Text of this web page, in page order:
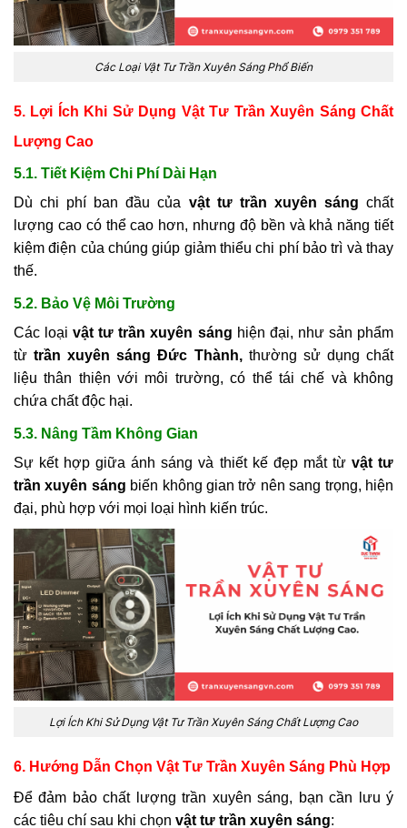
Các Loại Vật Tư Trần Xuyên Sáng Phổ Biến
5. Lợi Ích Khi Sử Dụng Vật Tư Trần Xuyên Sáng Chất
Lượng Cao
5.1. Tiết Kiệm Chi Phí Dài Hạn
Dù chi phí ban đầu của vật tư trần xuyên sáng chất
lượng cao có thể cao hơn, nhưng độ bền và khả năng tiết
kiệm điện của chúng giúp giảm thiểu chi phí bảo trì và thay
thế.
5.2. Bảo Vệ Môi Trường
Các loạivật tư trần xuyên sáng hiện đại, như sản phẩm
từtrần xuyên sáng Đức Thành,thường sử dụng chất
liệu thân thiện với môi trường, có thể tái chế và không
chứa chất độc hại.
5.3. Nâng Tầm Không Gian
Sự kết hợp giữa ánh sáng và thiết kế đẹp mắt từ vật tư
trần xuyên sáng biến không gian trở nên sang trọng, hiện
đại, phù hợp với mọi loại hình kiến trúc.
Lợi Ích Khi Sử Dụng Vật Tư Trần Xuyên Sáng Chất Lượng Cao
6. Hướng Dẫn Chọn Vật Tư Trần Xuyên Sáng Phù Hợp
Để đảm bảo chất lượng trần xuyên sáng, bạn cần lưu ý
các tiêu chí sau khi chọn vật tư trần xuyên sáng: